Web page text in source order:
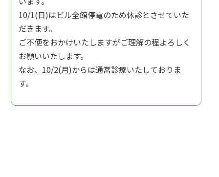
10/1(日)はビル全館停電のため休診とさせていた
だきます。
ご不便をおかけいたしますがご理解の程よろしく
お願いいたします。
なお、10/2(月)からは通常診療いたしておりま
す。